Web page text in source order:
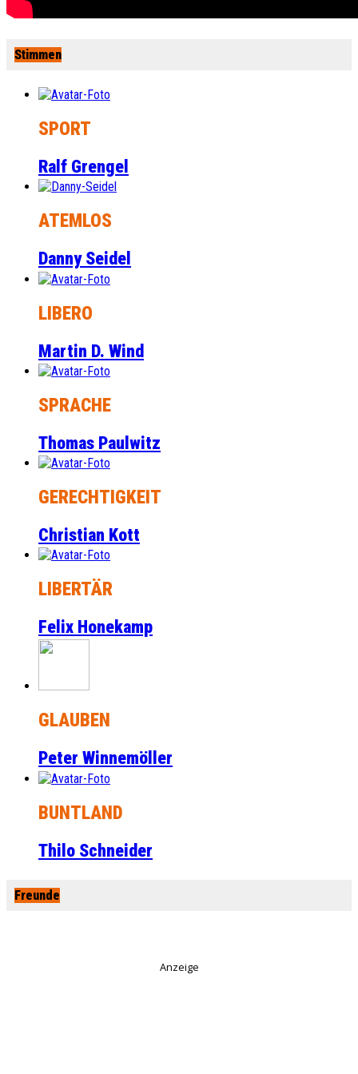
Stimmen
SPORT
Ralf Grengel
ATEMLOS
Danny Seidel
LIBERO
Martin D. Wind
SPRACHE
Thomas Paulwitz
GERECHTIGKEIT
Christian Kott
LIBERTÄR
Felix Honekamp
GLAUBEN
Peter Winnemöller
BUNTLAND
Thilo Schneider
Freunde
Anzeige